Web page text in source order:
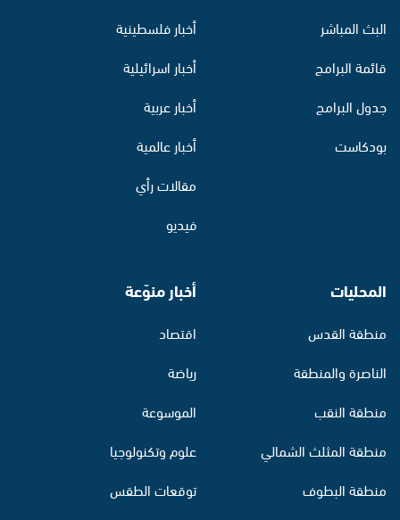
البث المباشر
قائمة البرامج
جدول البرامج
بودكاست
أخبار فلسطينية
أخبار اسرائيلية
أخبار عربية
أخبار عالمية
مقالات رأي
فيديو
المحليات
منطقة القدس
الناصرة والمنطقة
منطقة النقب
منطقة المثلث الشمالي
منطقة البطوف
أخبار منوّعة
اقتصاد
رياضة
الموسوعة
علوم وتكنولوجيا
توقعات الطقس